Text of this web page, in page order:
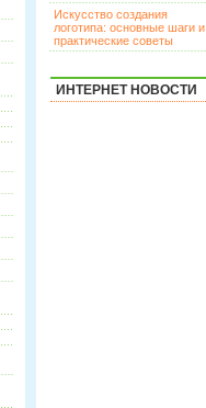
Искусство создания
логотипа: основные шаги и
практические советы
ИНТЕРНЕТ НОВОСТИ